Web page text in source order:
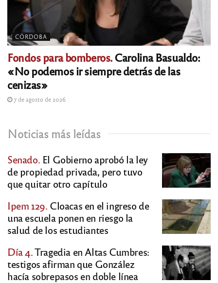
CÓRDOBA
Fondos para bomberos.Carolina Basualdo:
«No podemos ir siempre detrás de las
cenizas»
7 de agosto de 2026
Noticias más leídas
Senado. El Gobierno aprobó la ley
de propiedad privada, pero tuvo
que quitar otro capítulo
Ipem 129. Cloacas en el ingreso de
una escuela ponen en riesgo la
salud de los estudiantes
Día 4.Tragedia en Altas Cumbres:
testigos afirman que González
hacía sobrepasos en doble línea